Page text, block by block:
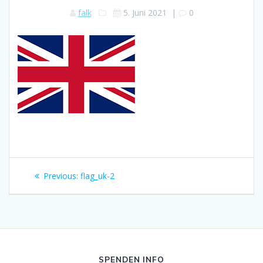
falk 5. Juni 2021 | 0
Beitragsnavigation
Previous: Previous
flag_uk-2
SPENDEN INFO